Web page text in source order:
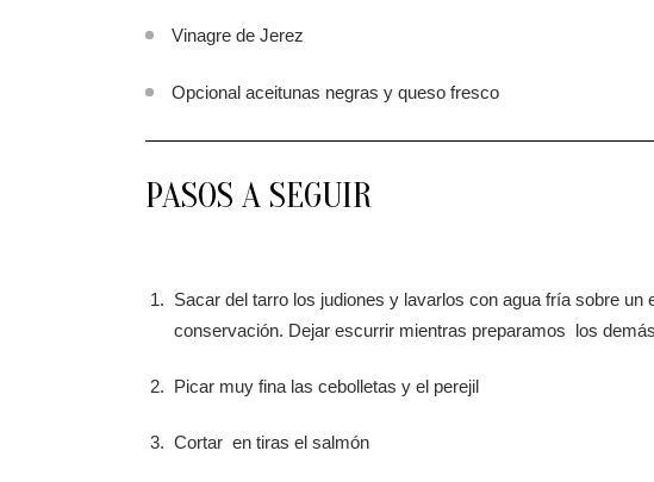
Vinagre de Jerez
Opcional aceitunas negras y queso fresco
PASOS A SEGUIR
Sacar del tarro los judiones y lavarlos con agua fría sobre un
conservación. Dejar escurrir mientras preparamos los
Picar muy fina las cebolletas y el perejil
Cortar en tiras el salmón